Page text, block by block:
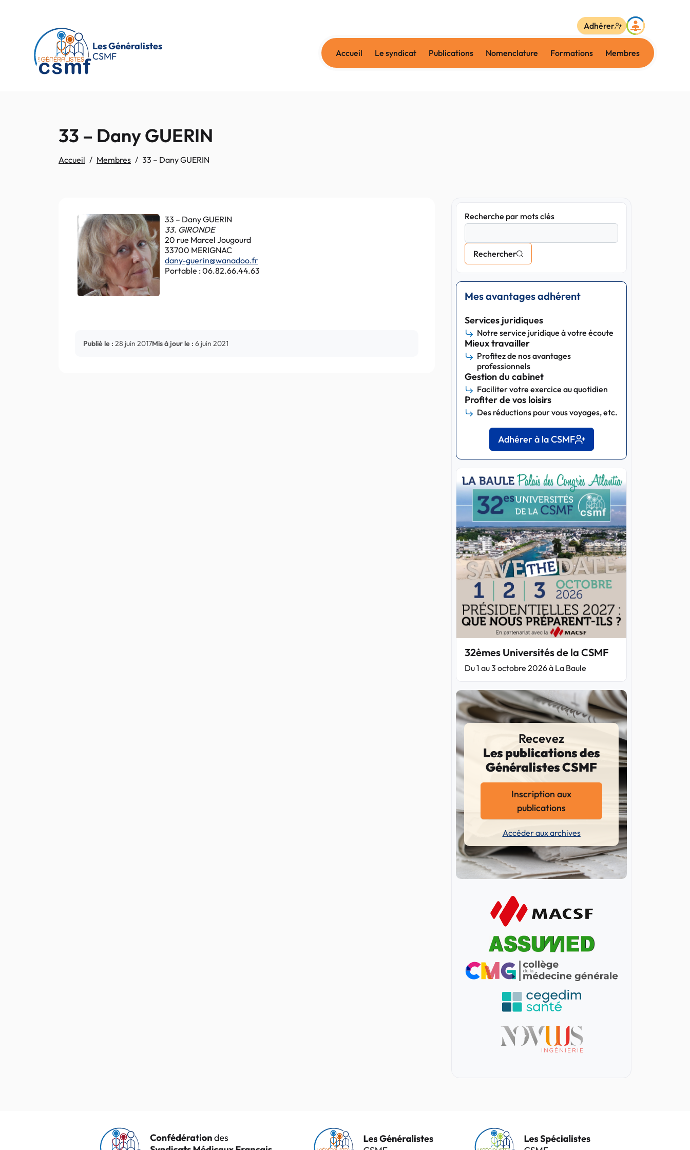
Les Généralistes
CSMF
Accueil Le syndicat Publications Nomenclature Formations Membres
Adhérer
33 – Dany GUERIN
Accueil Membres 33 – Dany GUERIN
33 – Dany GUERIN
33. GIRONDE
20 rue Marcel Jougourd
33700 MERIGNAC
dany-guerin@wanadoo.fr
Portable : 06.82.66.44.63
Publié le : 28 juin 2017Mis à jour le : 6 juin 2021
Recherche par mots clés
Rechercher
Mes avantages adhérent
Services juridiques
Notre service juridique à votre écoute
Mieux travailler
Profitez de nos avantages
professionnels
Gestion du cabinet
Faciliter votre exercice au quotidien
Profiter de vos loisirs
Des réductions pour vous voyages, etc.
Adhérer à la CSMF
32èmes Universités de la CSMF
Du 1 au 3 octobre 2026 à La Baule
Recevez
Les publications des
Généralistes CSMF
Inscription aux
publications
Accéder aux archives